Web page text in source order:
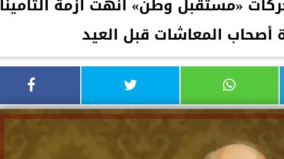
أصحاب المعاشات قبل العيد